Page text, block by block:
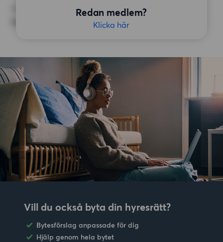
Redan medlem?
Klicka här
ÖVRIGA PREFERENSER
Inga speciella preferenser
Vill du också byta din hyresrätt?
Bytesförslag anpassade för dig
Hjälp genom hela bytet